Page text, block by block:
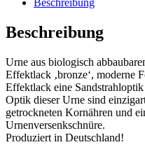
Beschreibung
Urne aus biologisch
Effektlack ‚bronze‘, moderne
Effektlack eine
Optik dieser Urne sind
getrockneten Kornähren und
Urnenversenkschnüre.
Produziert in Deutschland!